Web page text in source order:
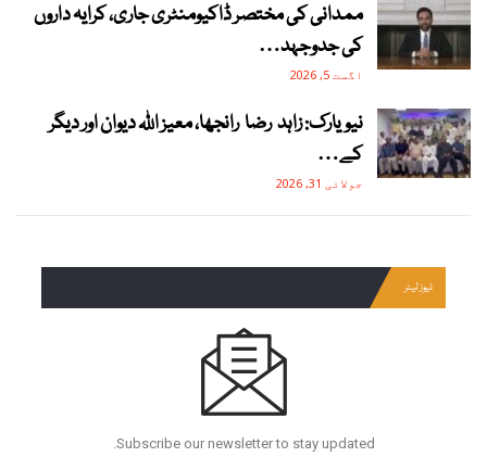
ممدانی کی مختصر ڈاکیومنٹری جاری، کرایہ داروں
کی جدوجہد…
اگست 5, 2026
نیویارک: زاہد رضا رانجھا، معیز اللہ دیوان اور دیگر
کے…
جولائی 31, 2026
نیوز لیٹر
Subscribe our newsletter to stay updated.